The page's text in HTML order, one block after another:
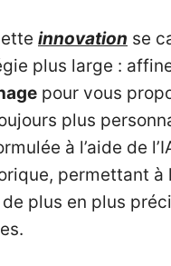
innovation se
plus large :
pour vous
plus
à l’aide de
permettant à
plus en plus